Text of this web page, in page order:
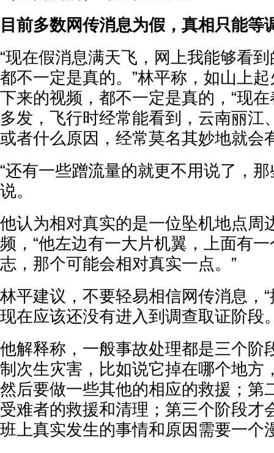
目前多数网传消息为假，真相只能等
“现在假消息满天飞，网上我能够看
都不一定是真的。”林平称，如山上
下来的视频，都不一定是真的，“现
多发，飞行时经常能看到，云南丽江
或者什么原因，经常莫名其妙地就会
“还有一些蹭流量的就更不用说了，
说。
他认为相对真实的是一位坠机地点周
频，“他左边有一大片机翼，上面有
志，那个可能会相对真实一点。”
林平建议，不要轻易相信网传消息，
现在应该还没有进入到调查取证阶段
他解释称，一般事故处理都是三个阶
制次生灾害，比如说它掉在哪个地方
然后要做一些其他的相应的救援；第
受难者的救援和清理；第三个阶段才
班上真实发生的事情和原因需要一个